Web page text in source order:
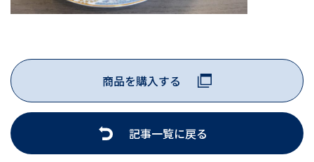
商品を購入する
記事一覧に戻る